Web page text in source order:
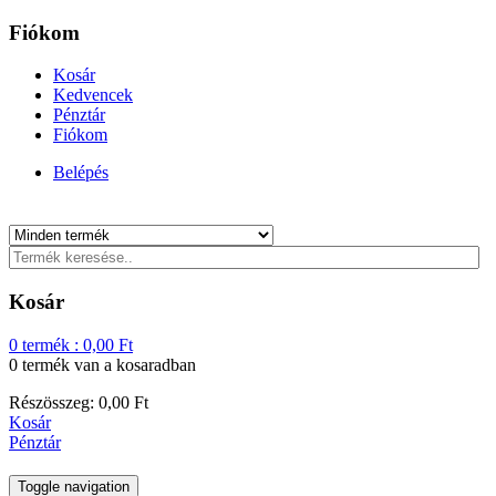
Fiókom
Kosár
Kedvencek
Pénztár
Fiókom
Belépés
Kosár
0 termék : 0,00 Ft
0 termék van a kosaradban
Részösszeg: 0,00 Ft
Kosár
Pénztár
Toggle navigation